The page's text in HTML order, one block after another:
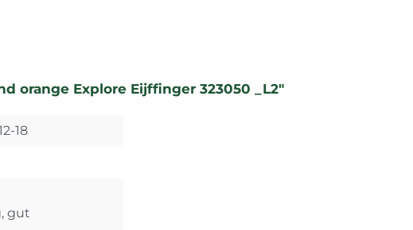
orange Explore Eijffinger 323050 _L2"
18
gut